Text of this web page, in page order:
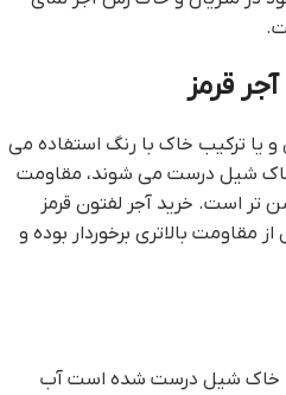
قرمز
یا ترکیب خاک با رنگ استفاده می
شیل درست می شوند، مقاومت
تر است. خرید آجر لفتون قرمز
بالاتری برخوردار بوده و
با خاک شیل درست شده است آب